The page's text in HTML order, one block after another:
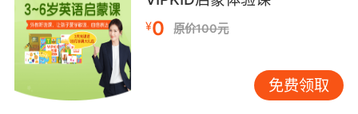
作动词的时候，要使用it来充当主语。当我们遇到
条件状语从句的时候，一定要记得“主将从现”的
语法规则。当rain作名词的时候，我们只可以使
用light（小的）、heavy（大的）、a lot（许
多）等等来修饰。
¥0 原价100元
免费领取